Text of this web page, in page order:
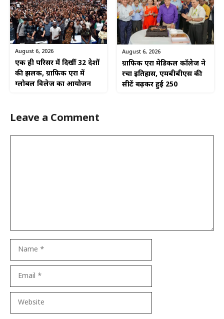
August 6, 2026
एक ही परिसर में दिखीं 32 देशों
की झलक, ग्राफिक एरा में
ग्लोबल विलेज का आयोजन
August 6, 2026
ग्राफिक एरा मेडिकल कॉलेज ने
रचा इतिहास, एमबीबीएस की
सीटें बढ़कर हुईं 250
Leave a Comment
Website